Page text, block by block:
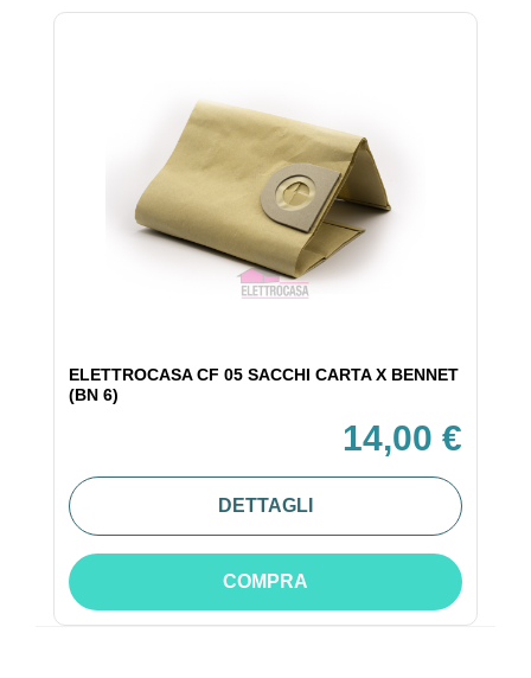
ELETTROCASA CF 05 SACCHI CARTA X BENNET
(BN 6)
14,00 €
DETTAGLI
COMPRA